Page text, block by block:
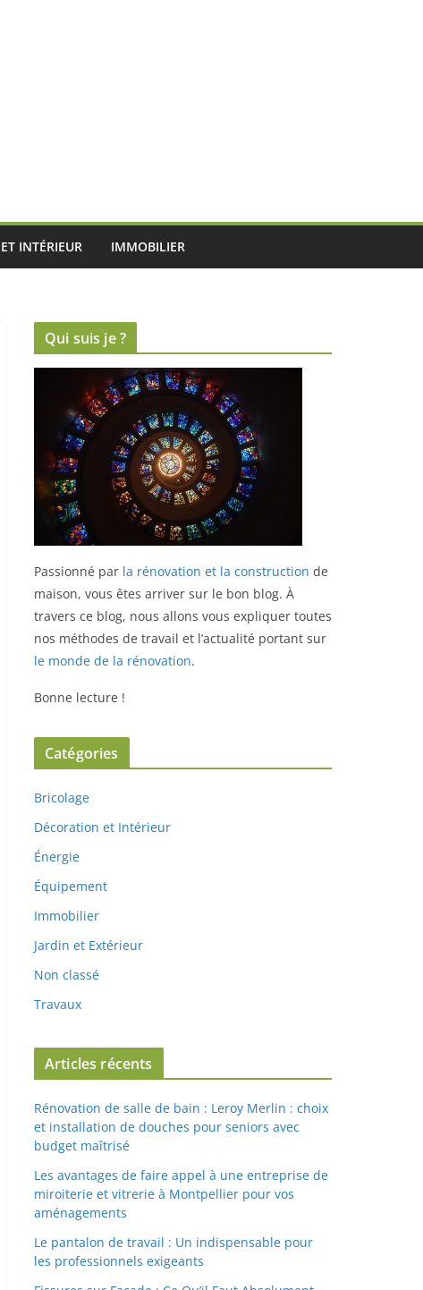
INTÉRIEUR IMMOBILIER
Qui suis je ?
Passionné par la rénovation et la construction de
maison, vous êtes arriver sur le bon blog. À
travers ce blog, nous allons vous expliquer toutes
nos méthodes de travail et l’actualité portant sur
le monde de la rénovation.
Bonne lecture !
Catégories
Bricolage
Décoration et Intérieur
Énergie
Équipement
Immobilier
Jardin et Extérieur
Non classé
Travaux
Articles récents
Rénovation de salle de bain : Leroy Merlin : choix
et installation de douches pour seniors avec
budget maîtrisé
Les avantages de faire appel à une entreprise de
miroiterie et vitrerie à Montpellier pour vos
aménagements
Le pantalon de travail : Un indispensable pour
les professionnels exigeants